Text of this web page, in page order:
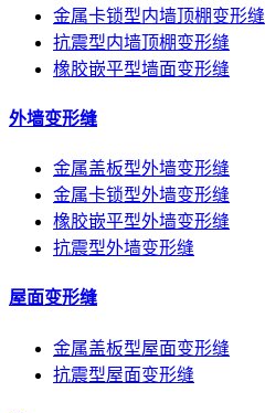
金属卡锁型内墙顶棚变形缝
抗震型内墙顶棚变形缝
橡胶嵌平型墙面变形缝
外墙变形缝
金属盖板型外墙变形缝
金属卡锁型外墙变形缝
橡胶嵌平型外墙变形缝
抗震型外墙变形缝
屋面变形缝
金属盖板型屋面变形缝
抗震型屋面变形缝